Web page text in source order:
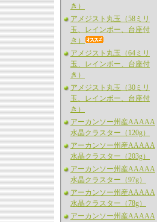
き）
アメジスト丸玉（58ミリ
玉、レインボー、台座付
き）
アメジスト丸玉（64ミリ
玉、レインボー、台座付
き）
アメジスト丸玉（30ミリ
玉、レインボー、台座付
き）
アーカンソー州産AAAAA
水晶クラスター（120g）
アーカンソー州産AAAAA
水晶クラスター（203g）
アーカンソー州産AAAAA
水晶クラスター（97g）
アーカンソー州産AAAAA
水晶クラスター（78g）
アーカンソー州産AAAAA